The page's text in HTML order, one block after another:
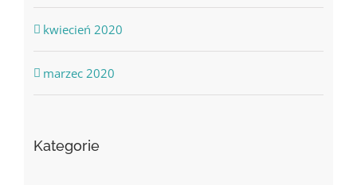
kwiecień 2020
marzec 2020
Kategorie